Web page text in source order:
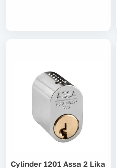
Om oss
Cylinder 1201 Assa 2 Lika